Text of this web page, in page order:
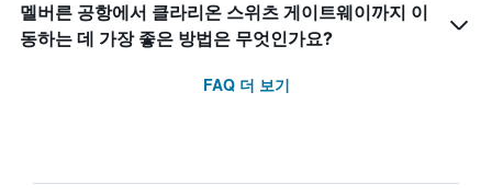
멜버른 공항에서 클라리온 스위츠 게이트웨이까지 이
동하는 데 가장 좋은 방법은 무엇인가요?
FAQ 더 보기